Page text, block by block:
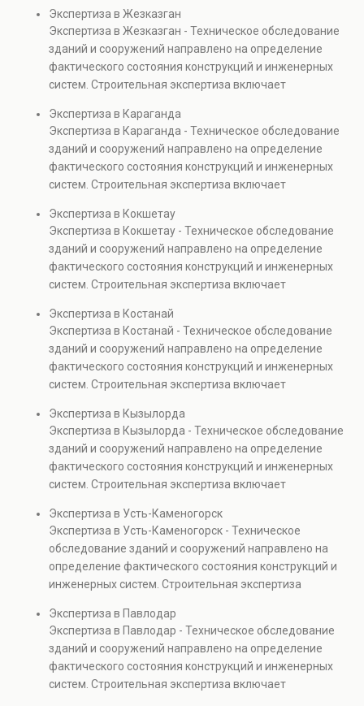
элементов и оценку эксплуатационной безопасности.
Услуга востребована при покупке недвижимости,
капитальном ремонте и реконструкции объектов, а
также при судебных разбирательствах и технических
проверках.
Экспертиза в Жезказган
Экспертиза в Жезказган - Техническое обследование
зданий и сооружений направлено на определение
фактического состояния конструкций и инженерных
систем. Строительная экспертиза включает
элементов и оценку эксплуатационной безопасности.
Услуга востребована при покупке недвижимости,
капитальном ремонте и реконструкции объектов, а
также при судебных разбирательствах и технических
проверках.
Экспертиза в Караганда
Экспертиза в Караганда - Техническое обследование
зданий и сооружений направлено на определение
фактического состояния конструкций и инженерных
систем. Строительная экспертиза включает
элементов и оценку эксплуатационной безопасности.
Услуга востребована при покупке недвижимости,
капитальном ремонте и реконструкции объектов, а
также при судебных разбирательствах и технических
проверках.
Экспертиза в Кокшетау
Экспертиза в Кокшетау - Техническое обследование
зданий и сооружений направлено на определение
фактического состояния конструкций и инженерных
систем. Строительная экспертиза включает
элементов и оценку эксплуатационной безопасности.
Услуга востребована при покупке недвижимости,
капитальном ремонте и реконструкции объектов, а
также при судебных разбирательствах и технических
проверках.
Экспертиза в Костанай
Экспертиза в Костанай - Техническое обследование
зданий и сооружений направлено на определение
фактического состояния конструкций и инженерных
систем. Строительная экспертиза включает
элементов и оценку эксплуатационной безопасности.
Услуга востребована при покупке недвижимости,
капитальном ремонте и реконструкции объектов, а
также при судебных разбирательствах и технических
проверках.
Экспертиза в Кызылорда
Экспертиза в Кызылорда - Техническое обследование
зданий и сооружений направлено на определение
фактического состояния конструкций и инженерных
систем. Строительная экспертиза включает
элементов и оценку эксплуатационной безопасности.
Услуга востребована при покупке недвижимости,
капитальном ремонте и реконструкции объектов, а
также при судебных разбирательствах и технических
проверках.
Экспертиза в Усть-Каменогорск
Экспертиза в Усть-Каменогорск - Техническое
обследование зданий и сооружений направлено на
определение фактического состояния конструкций и
инженерных систем. Строительная экспертиза
прочности элементов и оценку эксплуатационной
безопасности. Услуга востребована при покупке
недвижимости, капитальном ремонте и реконструкции
объектов, а также при судебных разбирательствах и
технических проверках.
Экспертиза в Павлодар
Экспертиза в Павлодар - Техническое обследование
зданий и сооружений направлено на определение
фактического состояния конструкций и инженерных
систем. Строительная экспертиза включает